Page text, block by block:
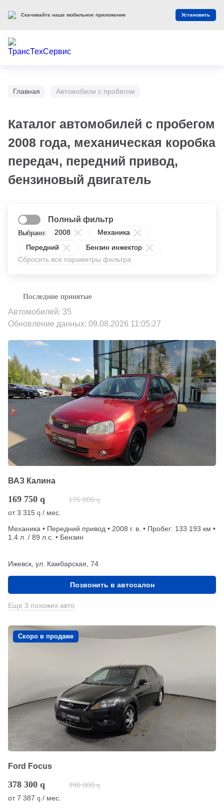
Главная Автомобили с пробегом
Каталог автомобилей с пробегом
2008 года, механическая коробка
передач, передний привод,
бензиновый двигатель
Выбрано: 2008
Механика
Передний
Бензин инжектор
Сбросить все параметры фильтра
Полный фильтр
Автомобилей: 35
Обновление данных: 09.08.2026 11:05:27
ВАЗ Калина
169 750 q 175 000 q
от3 315 q / мес.
Механика • Передний привод • 2008 г. в. • Пробег: 133 193 км •
1.4 л. / 89 л.с. • Бензин
Ижевск, ул. Камбарская, 74
Позвонить в автосалон
Еще 3 похожих авто
Скоро в продаже
Ford Focus
378 300 q 390 000 q
от7 387 q / мес.
Скачивайте наше мобильное приложение Установить